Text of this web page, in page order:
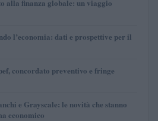
alla finanza globale: un viaggio
l’economia: dati e prospettive per il
concordato preventivo e fringe
e Grayscale: le novità che stanno
economico